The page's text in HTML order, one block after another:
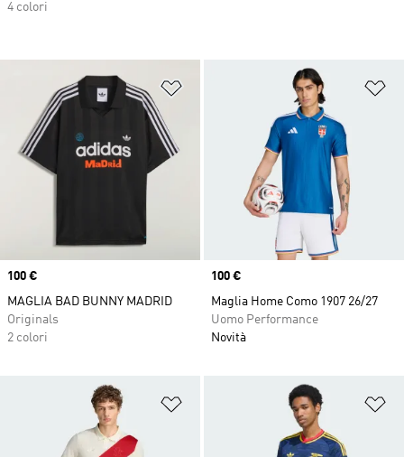
Aggiungi alla lista dei desideri
Price
100 €
MAGLIA BAD BUNNY MADRID
Originals
2 colori
Price
100 €
Maglia Home Como 1907 26/27
Uomo Performance
Novità
Aggiungi alla lista dei desideri
4 colori